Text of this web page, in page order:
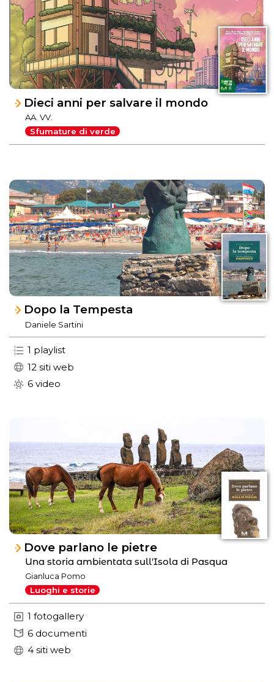
Dieci anni per salvare il mondo
AA. VV.
Sfumature di verde
Dopo la Tempesta
Daniele Sartini
1 playlist
12 siti web
6 video
Dove parlano le pietre
Una storia ambientata sull'Isola di Pasqua
Gianluca Pomo
Luoghi e storie
1 fotogallery
6 documenti
4 siti web